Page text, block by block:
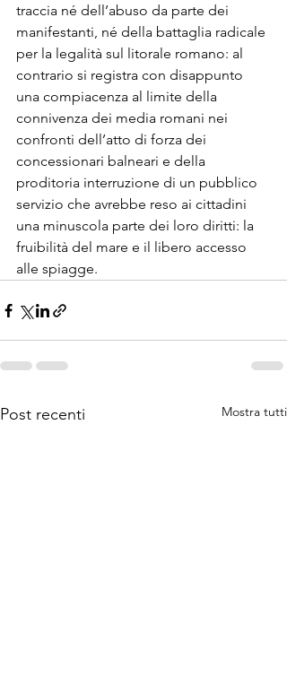
traccia né dell’abuso da parte dei
manifestanti, né della battaglia radicale
per la legalità sul litorale romano: al
contrario si registra con disappunto
una compiacenza al limite della
connivenza dei media romani nei
confronti dell’atto di forza dei
concessionari balneari e della
proditoria interruzione di un pubblico
servizio che avrebbe reso ai cittadini
una minuscola parte dei loro diritti: la
fruibilità del mare e il libero accesso
alle spiagge.
Post recenti Mostra tutti